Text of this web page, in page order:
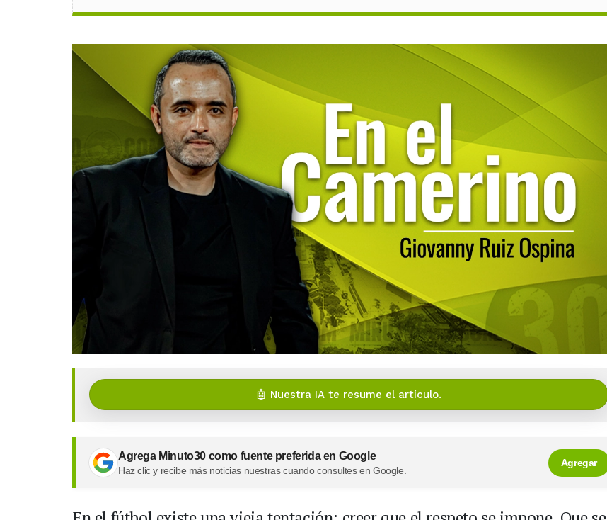
🤖 Nuestra IA te resume el artículo.
Agrega Minuto30 como fuente preferida en Google
Haz clic y recibe más noticias nuestras cuando consultes en Google.
Agregar